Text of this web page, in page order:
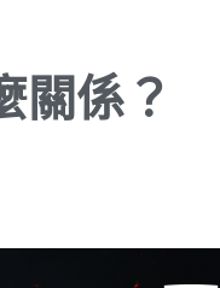
關係？